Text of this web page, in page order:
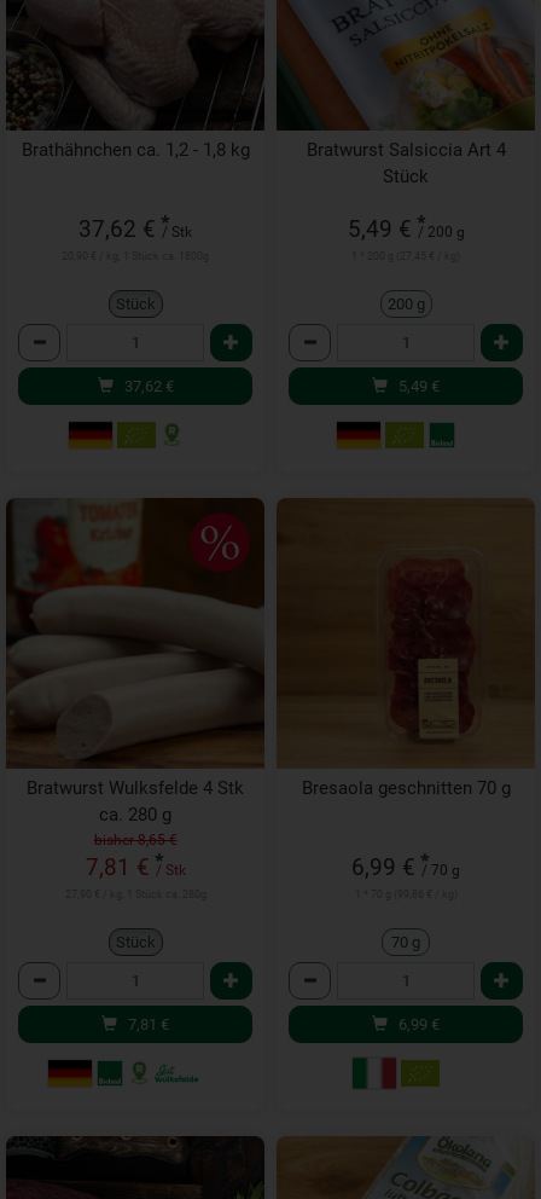
Brathähnchen ca. 1,2 - 1,8 kg
37,62 € *
/ Stk
Stück
Anzahl
37,62 €
Bratwurst Salsiccia Art 4
Stück
5,49 € *
/ 200 g
200 g
Anzahl
5,49 €
Bratwurst Wulksfelde 4 Stk
ca. 280 g
bisher 8,65 €
7,81 € *
/ Stk
Stück
Anzahl
7,81 €
Bresaola geschnitten 70 g
6,99 € *
/ 70 g
70 g
Anzahl
6,99 €